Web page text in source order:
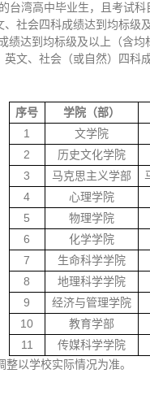
台湾高中毕业生，且考试
社会四科成绩达到均标级
达到均标级及以上（含均
文、社会（或自然）四科
序号
学院（部）
1
文学院
2 历史文化学院
3
马克思主义学部
4
心理学院
5 物理学院
6
化学学院
7
生命科学学院
8
地理科学学院
9
经济与管理学院
10 教育学部
11
传媒科学学院
以学校实际情况为准。